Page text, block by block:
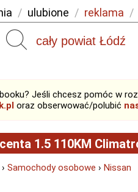
/ ulubione / reklama /
Szukaj
Jeśli chcesz pomóc w
oraz obserwować/polubić
1.5 110KM
› Samochody osobowe › Nissan